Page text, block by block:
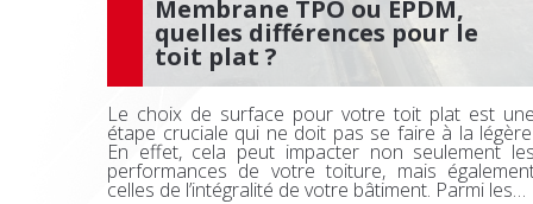
Membrane TPO ou EPDM,
quelles différences pour le
toit plat ?
Le choix de surface pour votre toit plat est
étape cruciale qui ne doit pas se faire à la
En effet, cela peut impacter non seulement
performances de votre toiture, mais
celles de l’intégralité de votre bâtiment. Parmi les…